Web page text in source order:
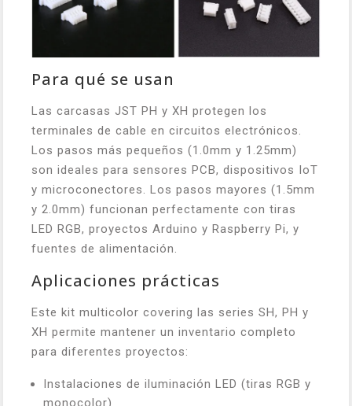
Para qué se usan
Las carcasas JST PH y XH protegen los
terminales de cable en circuitos electrónicos.
Los pasos más pequeños (1.0mm y 1.25mm)
son ideales para sensores PCB, dispositivos IoT
y microconectores. Los pasos mayores (1.5mm
y 2.0mm) funcionan perfectamente con tiras
LED RGB, proyectos Arduino y Raspberry Pi, y
fuentes de alimentación.
Aplicaciones prácticas
Este kit multicolor covering las series SH, PH y
XH permite mantener un inventario completo
para diferentes proyectos:
Instalaciones de iluminación LED (tiras RGB y
monocolor)